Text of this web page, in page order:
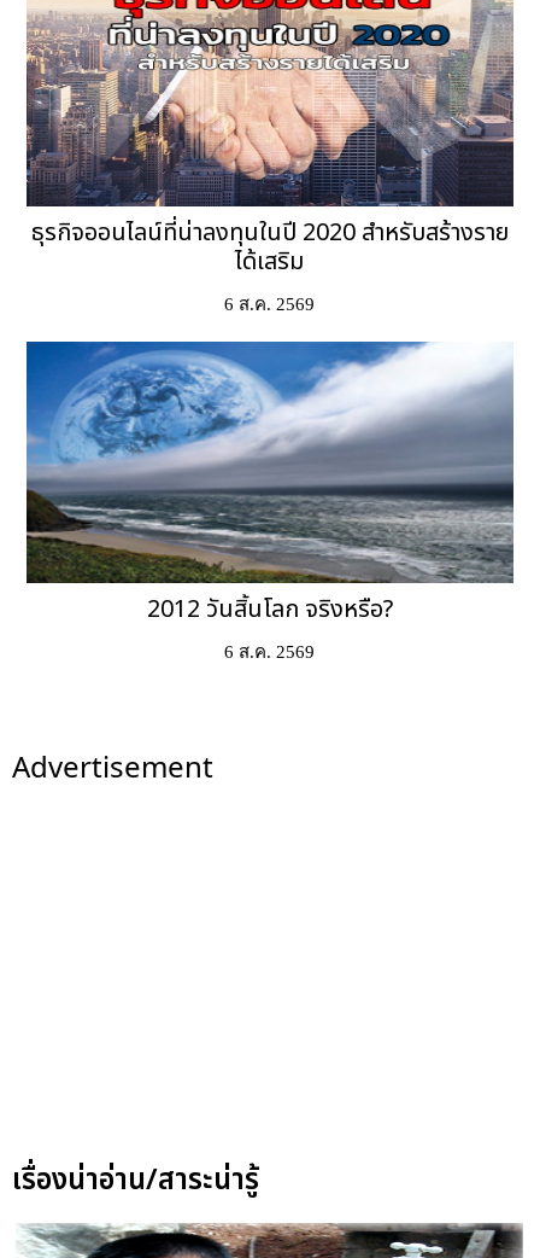
ธุรกิจออนไลน์ที่น่าลงทุนในปี 2020 สำหรับสร้างราย
ได้เสริม
6 ส.ค. 2569
2012 วันสิ้นโลก จริงหรือ?
6 ส.ค. 2569
Advertisement
เรื่องน่าอ่าน/สาระน่ารู้